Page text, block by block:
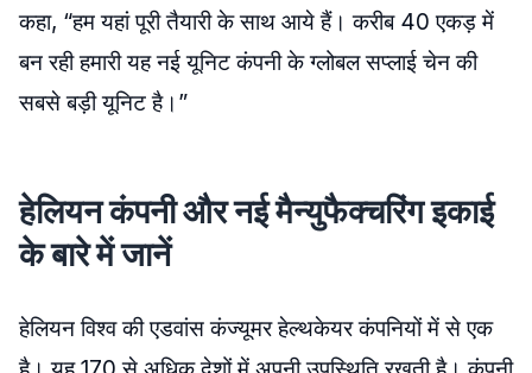
कहा, “हम यहां पूरी तैयारी के साथ आये हैं। करीब 40 एकड़ में
बन रही हमारी यह नई यूनिट कंपनी के ग्लोबल सप्लाई चेन की
सबसे बड़ी यूनिट है।”
हेलियन कंपनी और नई मैन्युफैक्चरिंग इकाई
के बारे में जानें
हेलियन विश्व की एडवांस कंज्यूमर हेल्थकेयर कंपनियों में से एक